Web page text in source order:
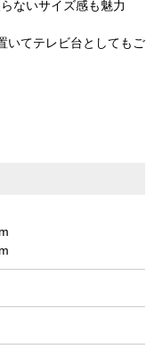
ないサイズ感も魅力
いてテレビ台としてもご